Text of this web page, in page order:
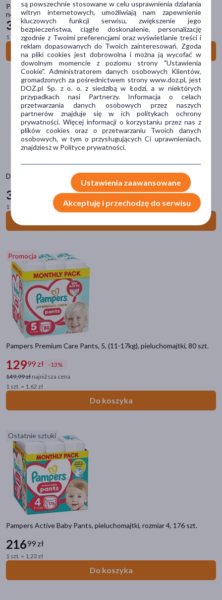
Pampers Night Pants 4 (9-15 kg), pieluchomajtki jednorazowe na
noc, 25 szt.
34 49 zł
1 szt. = 1,38 zł
Do koszyka
Dry Kids, pieluchomajtki, rozmiar XL (11-25 kg), 30 szt.
39
1 szt. = 1,33 zł
Promocja
Pampers Premium Care Pants, 5, (11-17kg), pieluchomajtki, 80 szt.
12999 zł
-13%
149,99 zł najniższa cena
1 szt. = 1,62 zł
Do koszyka
Ostatnie sztuki
Pampers Active Baby Pants, pieluchomajtki, rozmiar 4, 176 szt.
21699 zł
1 szt. = 1,23 zł
Do koszyka
zł – zł
Marka
BabyOno(11)
Dry Kids (2)
Kindii(3)
Kit&Kit(1)
Lionelo(4)
pokaż więcej
dla dzieci
(110)
0-6 miesięcy(31)
25-36 miesięcy(30)
pokaż więcej
Linia produktowa
Pampers Premium Care
Pampers Pants
Pampers Harmonie
BabyOno Take Care!(6)
są powszechnie stosowane w celu usprawnienia działania
witryn internetowych, umożliwiają nam zapewnienie
kluczowych funkcji serwisu, zwiększenie jego
bezpieczeństwa, ciągłe doskonalenie, personalizację
zgodnie z Twoimi preferencjami oraz wyświetlanie treści i
reklam dopasowanych do Twoich zainteresowań. Zgoda
na pliki cookies jest dobrowolna i można ją wycofać w
dowolnym momencie z poziomu strony "Ustawienia
Cookie". Administratorem danych osobowych Klientów,
gromadzonych za pośrednictwem strony www.doz.pl, jest
DOZ.pl Sp. z o. o. z siedzibą w Łodzi, a w niektórych
przypadkach nasi Partnerzy. Informacja o celach
przetwarzania danych osobowych przez naszych
partnerów znajduje się w ich politykach ochrony
prywatności. Więcej informacji o korzystaniu przez nas z
plików cookies oraz o przetwarzaniu Twoich danych
osobowych, w tym o przysługujących Ci uprawnieniach,
znajdziesz w Polityce prywatności.
Ustawienia zaawansowane
Akceptuję i przechodzę do serwisu